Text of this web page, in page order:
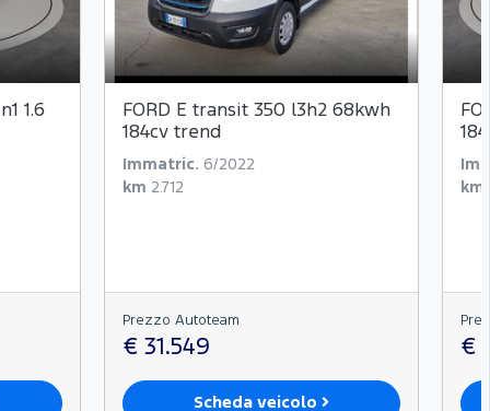
1.6
FORD E transit 350 l3h2 68kwh
184cv trend
Immatric. 6/2022
km 2.712
Prezzo Autoteam
€ 31.549
Scheda veicolo
km
€